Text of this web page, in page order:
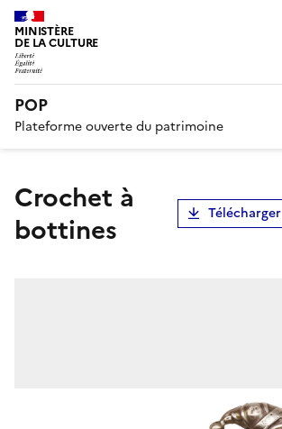
MINISTÈRE
DE LA CULTURE
POP
Plateforme ouverte du patrimoine
crochet à
bottines
Télécharger